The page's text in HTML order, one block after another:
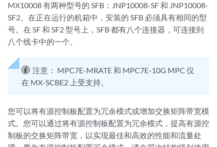
MX10008 有两种型号的 SFB：JNP10008-SF 和 JNP10008-
SF2。在正在运行的机箱中，安装的 SFB 必须具有相同的型
号。在 SF 和 SF2 型号上，SFB 都有八个连接器，可连接到
八个线卡中的一个。
注意： MPC7E-MRATE 和 MPC7E-10G MPC 仅
在 MX-SCBE2 上受支持。
您可以将有源控制板配置为冗余模式或增加交换矩阵带宽模
式。您可以通过将有源控制板配置为冗余模式，提高有源控
制板的交换矩阵带宽，以实现最佳和高效的性能和流量处